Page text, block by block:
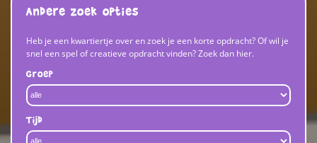
Andere zoek opties
Heb je een kwartiertje over en zoek je een korte opdracht? Of wil je
snel een spel of creatieve opdracht vinden? Zoek dan hier.
Groep
Tijd